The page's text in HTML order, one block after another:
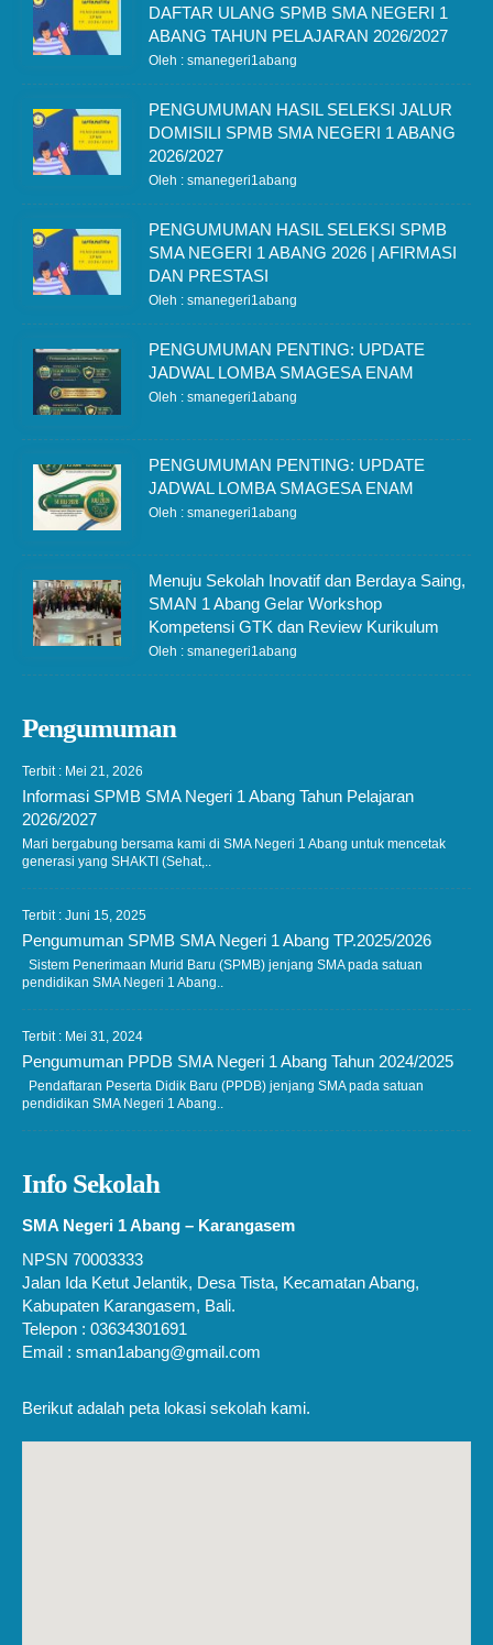
DAFTAR ULANG SPMB SMA NEGERI 1
ABANG TAHUN PELAJARAN 2026/2027
Oleh : smanegeri1abang
PENGUMUMAN HASIL SELEKSI JALUR
DOMISILI SPMB SMA NEGERI 1 ABANG
2026/2027
Oleh : smanegeri1abang
PENGUMUMAN HASIL SELEKSI SPMB
SMA NEGERI 1 ABANG 2026 | AFIRMASI
DAN PRESTASI
Oleh : smanegeri1abang
PENGUMUMAN PENTING: UPDATE
JADWAL LOMBA SMAGESA ENAM
Oleh : smanegeri1abang
PENGUMUMAN PENTING: UPDATE
JADWAL LOMBA SMAGESA ENAM
Oleh : smanegeri1abang
Menuju Sekolah Inovatif dan Berdaya Saing,
SMAN 1 Abang Gelar Workshop
Kompetensi GTK dan Review Kurikulum
Oleh : smanegeri1abang
Pengumuman
Terbit : Mei 21, 2026
Informasi SPMB SMA Negeri 1 Abang Tahun Pelajaran
2026/2027
Mari bergabung bersama kami di SMA Negeri 1 Abang untuk mencetak
generasi yang SHAKTI (Sehat,..
Terbit : Juni 15, 2025
Pengumuman SPMB SMA Negeri 1 Abang TP.2025/2026
Sistem Penerimaan Murid Baru (SPMB) jenjang SMA pada satuan
pendidikan SMA Negeri 1 Abang..
Terbit : Mei 31, 2024
Pengumuman PPDB SMA Negeri 1 Abang Tahun 2024/2025
Pendaftaran Peserta Didik Baru (PPDB) jenjang SMA pada satuan
pendidikan SMA Negeri 1 Abang..
Info Sekolah
SMA Negeri 1 Abang – Karangasem
NPSN 70003333
Jalan Ida Ketut Jelantik, Desa Tista, Kecamatan Abang,
Kabupaten Karangasem, Bali.
Telepon : 03634301691
Email : sman1abang@gmail.com
Berikut adalah peta lokasi sekolah kami.